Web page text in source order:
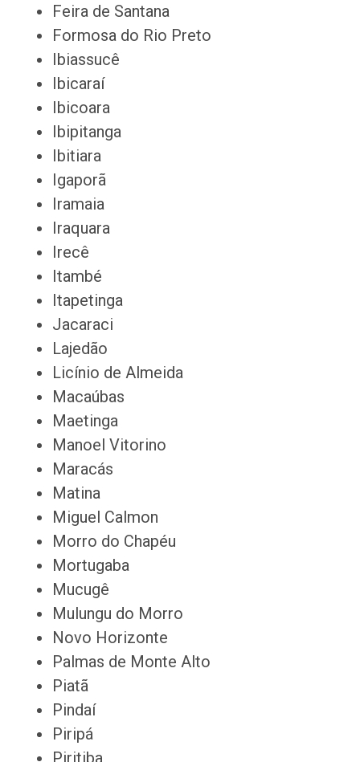
Feira de Santana
Formosa do Rio Preto
Ibiassucê
Ibicaraí
Ibicoara
Ibipitanga
Ibitiara
Igaporã
Iramaia
Iraquara
Irecê
Itambé
Itapetinga
Jacaraci
Lajedão
Licínio de Almeida
Macaúbas
Maetinga
Manoel Vitorino
Maracás
Matina
Miguel Calmon
Morro do Chapéu
Mortugaba
Mucugê
Mulungu do Morro
Novo Horizonte
Palmas de Monte Alto
Piatã
Pindaí
Piripá
Piritiba